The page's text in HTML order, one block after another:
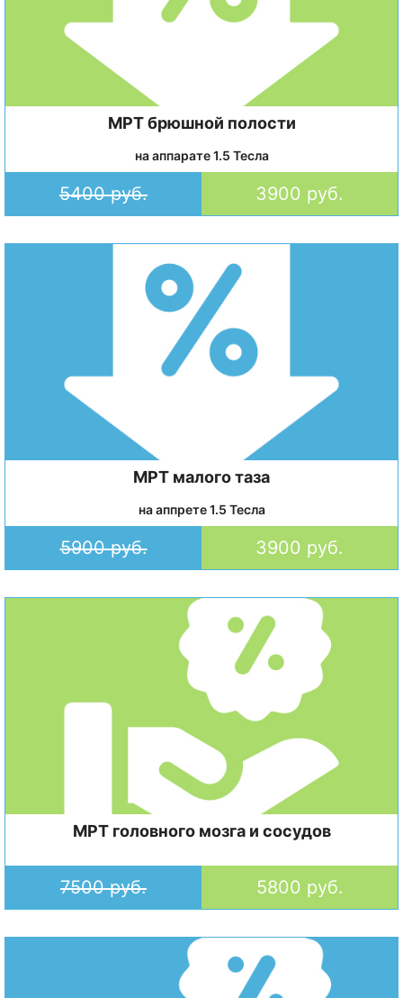
МРТ брюшной полости
на аппарате 1.5 Тесла
5400 руб. 3900 руб.
МРТ малого таза
на аппрете 1.5 Тесла
5900 руб. 3900 руб.
МРТ головного мозга и сосудов
7500 руб. 5800 руб.